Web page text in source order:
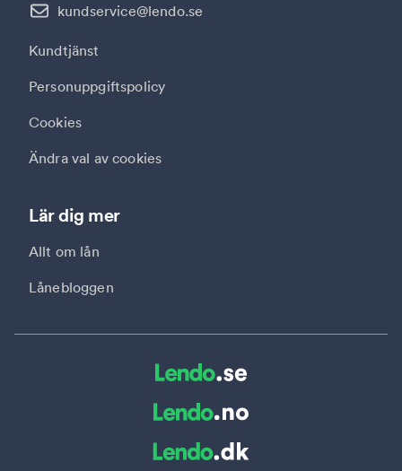
Lär dig mer
Allt om lån
Lånebloggen
kundservice@lendo.se
Kundtjänst
Personuppgiftspolicy
Cookies
Ändra val av cookies